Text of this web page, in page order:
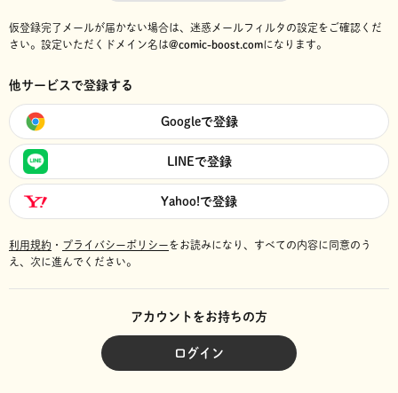
仮登録完了メールが届かない場合は、迷惑メールフィルタの設定をご確認くだ
さい。 設定いただくドメイン名は@comic-boost.comになります。
他サービスで登録する
Googleで登録
LINEで登録
Yahoo!で登録
利用規約 ・ プライバシーポリシーをお読みになり、 すべての内容に同意のう
え、次に進んでください。
アカウントをお持ちの方
ログイン